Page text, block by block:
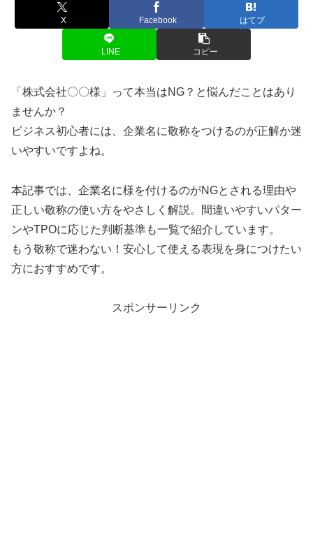
X Facebook はてブ
LINE コピー
「株式会社〇〇様」って本当はNG？と悩んだことはあり
ませんか？
ビジネス初心者には、企業名に敬称をつけるのが正解か迷
いやすいですよね。
本記事では、企業名に様を付けるのがNGとされる理由や
正しい敬称の使い方をやさしく解説。間違いやすいパター
ンやTPOに応じた判断基準も一覧で紹介しています。
もう敬称で迷わない！安心して使える表現を身につけたい
方におすすめです。
スポンサーリンク